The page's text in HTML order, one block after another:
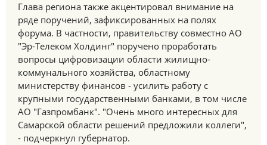
Глава региона также акцентировал внимание на
ряде поручений, зафиксированных на полях
форума. В частности, правительству совместно АО
"Эр-Телеком Холдинг" поручено проработать
вопросы цифровизации области жилищно-
коммунального хозяйства, областному
министерству финансов - усилить работу с
крупными государственными банками, в том числе
АО "Газпромбанк". "Очень много интересных для
Самарской области решений предложили коллеги",
- подчеркнул губернатор.